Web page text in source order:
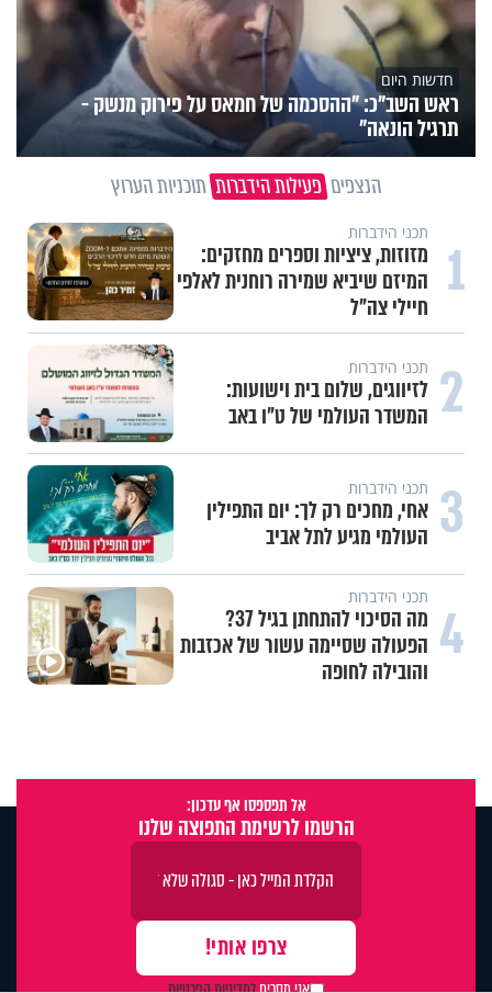
חדשות היום
ראש השב"כ: "ההסכמה של חמאס על פירוק מנשק -
תרגיל הונאה"
הנצפים פעילות הידברות תוכניות הערוץ
1 תכני הידברות
מזוזות, ציציות וספרים מחזקים:
המיזם שיביא שמירה רוחנית לאלפי
חיילי צה"ל
2 תכני הידברות
לזיווגים, שלום בית וישועות:
המשדר העולמי של ט"ו באב
3 תכני הידברות
אחי, מחכים רק לך: יום התפילין
העולמי מגיע לתל אביב
4 תכני הידברות
מה הסיכוי להתחתן בגיל 37?
הפעולה שסיימה עשור של אכזבות
והובילה לחופה
אל תפספסו אף עדכון:
הרשמו לרשימת התפוצה שלנו